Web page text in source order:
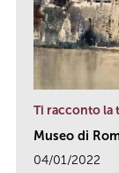
Ti racconto la
Museo di
04/01/2022